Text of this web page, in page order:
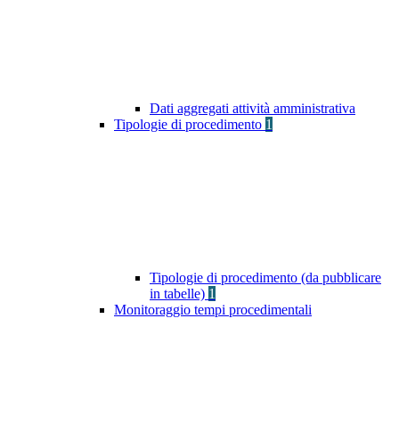
Dati aggregati attività amministrativa
Tipologie di procedimento 1
Tipologie di procedimento (da pubblicare
in tabelle) 1
Monitoraggio tempi procedimentali